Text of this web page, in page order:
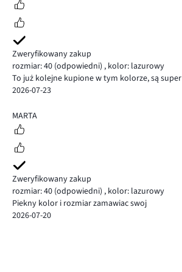
Zweryfikowany zakup
rozmiar: 40 (odpowiedni) , kolor: lazurowy
To już kolejne kupione w tym kolorze, są super
2026-07-23
5
MARTA
Zweryfikowany zakup
rozmiar: 40 (odpowiedni) , kolor: lazurowy
Piekny kolor i rozmiar zamawiac swoj
2026-07-20